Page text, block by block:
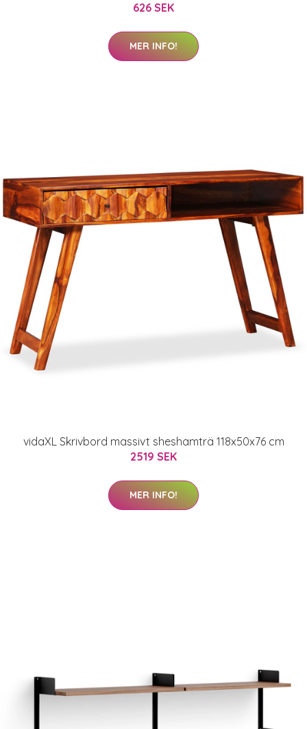
626 SEK
MER INFO!
vidaXL Skrivbord massivt sheshamträ 118x50x76 cm
2519 SEK
MER INFO!